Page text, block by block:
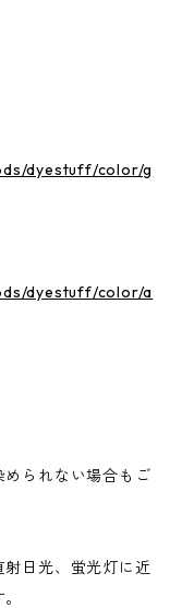
dyestuff/color/g
dyestuff/color/a
られない場合もご
日光、蛍光灯に近